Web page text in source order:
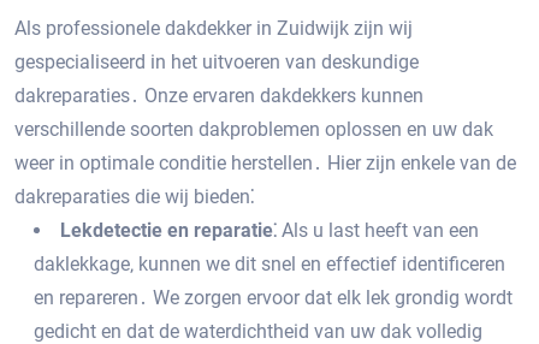
Als professionele dakdekker in Zuidwijk zijn wij
gespecialiseerd in het uitvoeren van deskundige
dakreparaties․ Onze ervaren dakdekkers kunnen
verschillende soorten dakproblemen oplossen en uw dak
weer in optimale conditie herstellen․ Hier zijn enkele van de
dakreparaties die wij bieden⁚
Lekdetectie en reparatie⁚ Als u last heeft van een
daklekkage‚ kunnen we dit snel en effectief identificeren
en repareren․ We zorgen ervoor dat elk lek grondig wordt
gedicht en dat de waterdichtheid van uw dak volledig